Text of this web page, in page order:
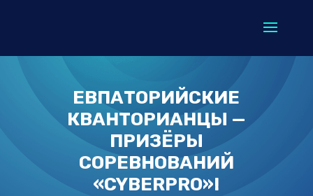
ЕВПАТОРИЙСКИЕ
КВАНТОРИАНЦЫ —
ПРИЗЁРЫ
СОРЕВНОВАНИЙ
«CYBERPRO»!